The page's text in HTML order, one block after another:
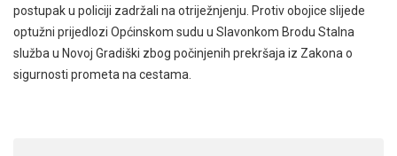
postupak u policiji zadržali na otriježnjenju. Protiv obojice slijede
optužni prijedlozi Općinskom sudu u Slavonkom Brodu Stalna
služba u Novoj Gradiški zbog počinjenih prekršaja iz Zakona o
sigurnosti prometa na cestama.